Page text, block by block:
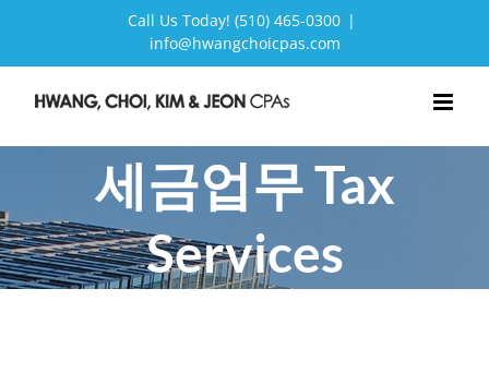
Call Us Today! (510) 465-0300 |
info@hwangchoicpas.com
세금업무 Tax
Services